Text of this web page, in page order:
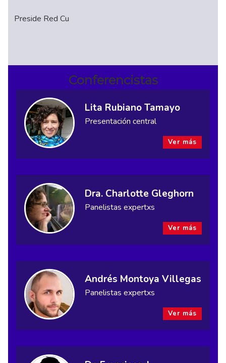
Preside Red Cu
Conferencistas
Lita Rubiano Tamayo
Presentación central
Ver más
Dra. Charlotte Gleghorn
Panelistas expertxs
Ver más
Andrés Montoya Villegas
Panelistas expertxs
Ver más